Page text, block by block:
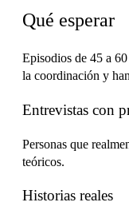
Qué esperar
Episodios de 45 a
la coordinación y
Entrevistas con
Personas que
teóricos.
Historias reales